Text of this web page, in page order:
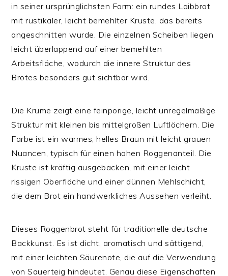
in seiner ursprünglichsten Form: ein rundes Laibbrot
mit rustikaler, leicht bemehlter Kruste, das bereits
angeschnitten wurde. Die einzelnen Scheiben liegen
leicht überlappend auf einer bemehlten
Arbeitsfläche, wodurch die innere Struktur des
Brotes besonders gut sichtbar wird.
Die Krume zeigt eine feinporige, leicht unregelmäßige
Struktur mit kleinen bis mittelgroßen Luftlöchern. Die
Farbe ist ein warmes, helles Braun mit leicht grauen
Nuancen, typisch für einen hohen Roggenanteil. Die
Kruste ist kräftig ausgebacken, mit einer leicht
rissigen Oberfläche und einer dünnen Mehlschicht,
die dem Brot ein handwerkliches Aussehen verleiht.
Dieses Roggenbrot steht für traditionelle deutsche
Backkunst. Es ist dicht, aromatisch und sättigend,
mit einer leichten Säurenote, die auf die Verwendung
von Sauerteig hindeutet. Genau diese Eigenschaften